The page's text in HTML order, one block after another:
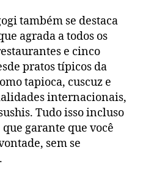
também se destaca
agrada a todos os
e cinco
pratos típicos da
tapioca, cuscuz e
internacionais,
Tudo isso incluso
garante que você
sem se